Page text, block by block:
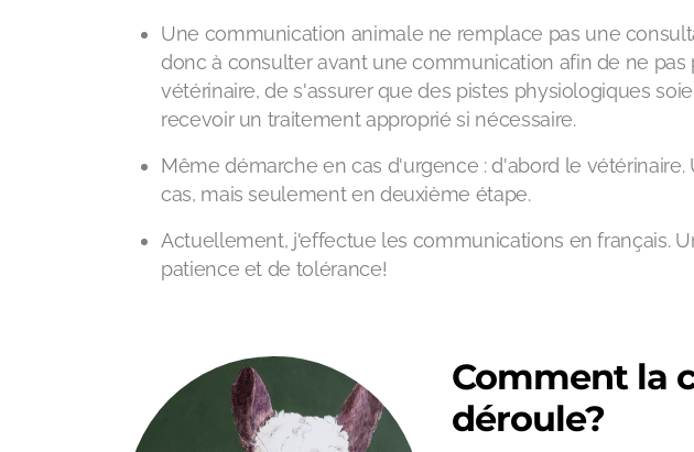
Une communication animale ne remplace pas une
donc à consulter avant une communication afin de ne
vétérinaire, de s'assurer que des pistes physiologiques
recevoir un traitement approprié si nécessaire.
Même démarche en cas d'urgence : d'abord le
cas, mais seulement en deuxième étape.
Actuellement, j'effectue les communications en français.
patience et de tolérance!
Comment la
déroule?